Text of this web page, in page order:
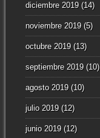
diciembre 2019(14)
noviembre 2019(5)
octubre 2019(13)
septiembre 2019(10)
agosto 2019(10)
julio 2019(12)
junio 2019(12)